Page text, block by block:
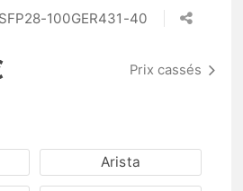
100GER431-40
Prix cassés
Arista